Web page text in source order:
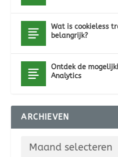
Wat is cookieless
belangrijk?
Ontdek de
Analytics
ARCHIEVEN